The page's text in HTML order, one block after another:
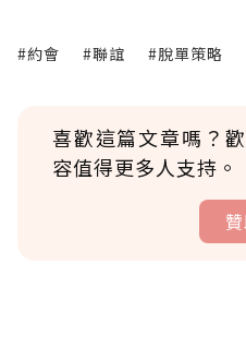
#約會 #聯誼 #脫單策略
喜歡這篇文章嗎？
容值得更多人支持。